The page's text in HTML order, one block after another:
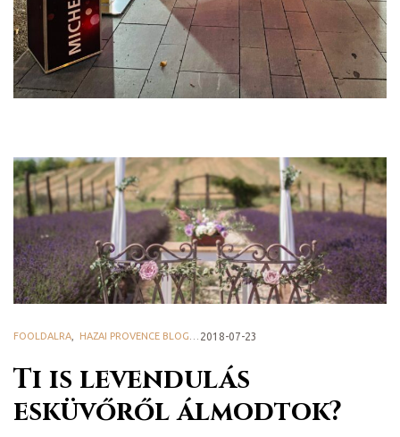
Ti is levendulás
esküvőről álmodtok?
FOOLDALRA HAZAI PROVENCE BLOG 2018-07-23